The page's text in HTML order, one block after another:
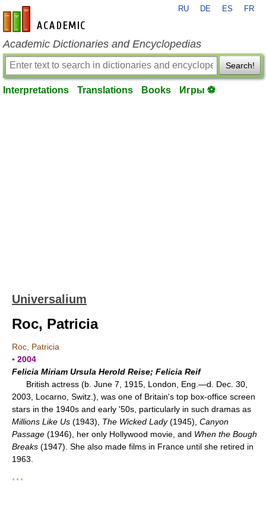
en-academic.com
RU DE ES FR
Academic Dictionaries and Encyclopedias
Search!
Interpretations Translations Books Игры ⚽
Universalium
Roc, Patricia
Roc, Patricia
▪ 2004
Felicia Miriam Ursula Herold Reise; Felicia Reif
British actress (b. June 7, 1915, London, Eng.—d. Dec. 30,
2003, Locarno, Switz.), was one of Britain's top box-office screen
stars in the 1940s and early '50s, particularly in such dramas as
Millions Like Us (1943), The Wicked Lady(1945), Canyon
Passage (1946), her only Hollywood movie, and When the Bough
Breaks (1947). She also made films in France until she retired in
1963.
* * *